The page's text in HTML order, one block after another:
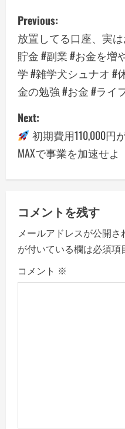
P
o
s
t
n
a
v
i
g
a
t
i
Previous:
放置してる口座、実
貯金 #副業 #お金を増
学 #雑学犬シュナオ #
金の勉強 #お金 #ライ
Next:
初期費用110,000円
MAXで事業を加速せよ
コメントを残す
メールアドレスが公開さ
が付いている欄は必須項
コメント ※